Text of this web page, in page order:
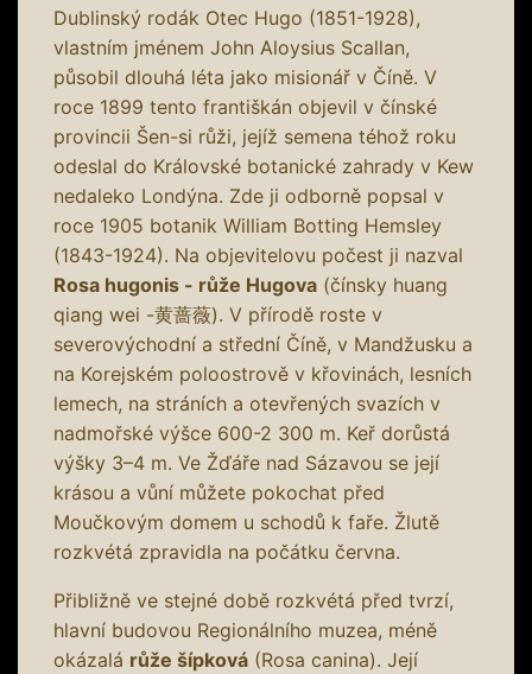
Dublinský rodák Otec Hugo (1851-1928),
vlastním jménem John Aloysius Scallan,
působil dlouhá léta jako misionář v Číně. V
roce 1899 tento františkán objevil v čínské
provincii Šen-si růži, jejíž semena téhož roku
odeslal do Královské botanické zahrady v Kew
nedaleko Londýna. Zde ji odborně popsal v
roce 1905 botanik William Botting Hemsley
(1843-1924). Na objevitelovu počest ji nazval
Rosa hugonis - růže Hugova (čínsky huang
qiang wei -黄蔷薇). V přírodě roste v
severovýchodní a střední Číně, v Mandžusku a
na Korejském poloostrově v křovinách, lesních
lemech, na stráních a otevřených svazích v
nadmořské výšce 600-2 300 m. Keř dorůstá
výšky 3–4 m. Ve Žďáře nad Sázavou se její
krásou a vůní můžete pokochat před
Moučkovým domem u schodů k faře. Žlutě
rozkvétá zpravidla na počátku června.
Přibližně ve stejné době rozkvétá před tvrzí,
hlavní budovou Regionálního muzea, méně
okázalá růže šípková (Rosa canina). Její